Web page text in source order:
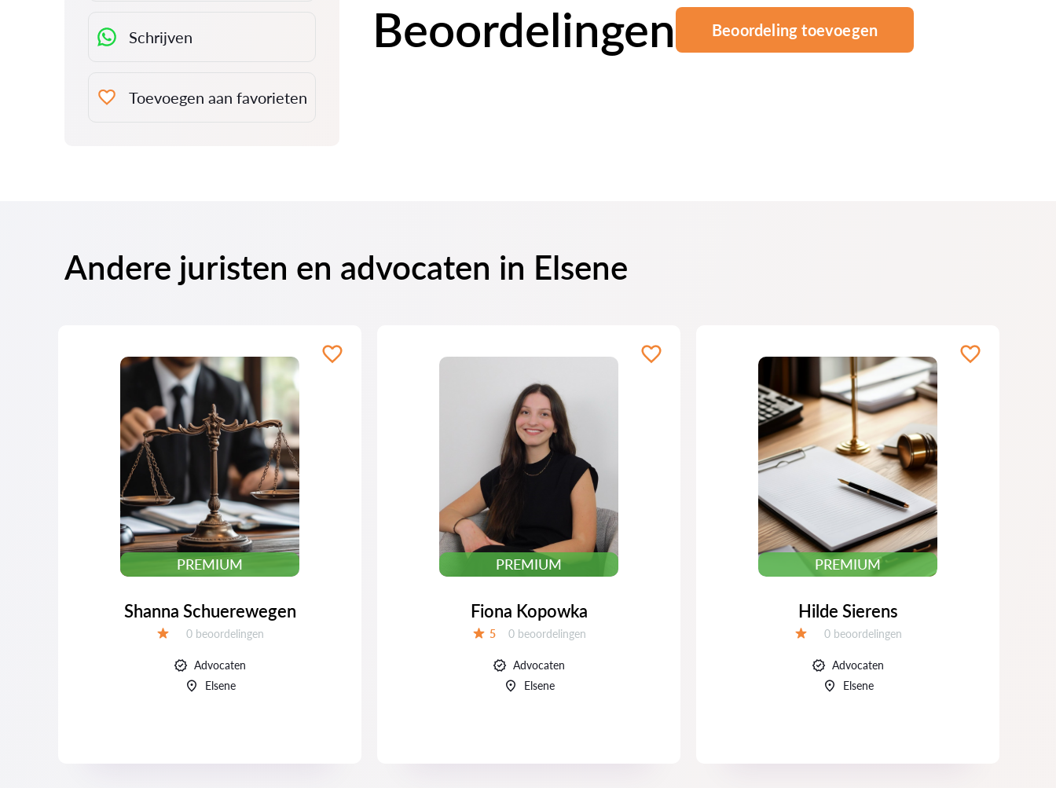
Schrijven
Toevoegen aan favorieten
Beoordelingen Beoordeling toevoegen
Andere juristen en advocaten in Elsene
PREMIUM
Shanna Schuerewegen
Beoordelingen:
0 beoordelingen
Advocaten
Elsene
PREMIUM
Fiona Kopowka
5 Beoordelingen:
0 beoordelingen
Advocaten
Elsene
PREMIUM
Hilde Sierens
Beoordelingen:
0 beoordelingen
Advocaten
Elsene